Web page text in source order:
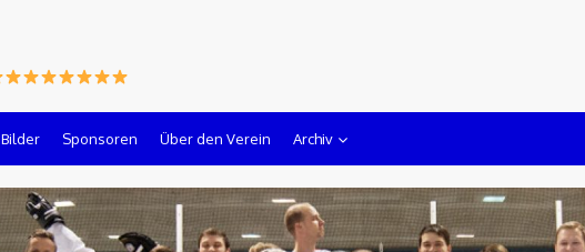
Bilder Sponsoren Über den Verein Archiv